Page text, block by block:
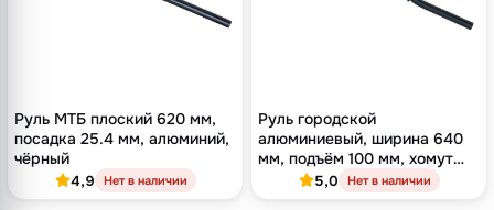
Руль МТБ плоский 620 мм,
посадка 25.4 мм, алюминий,
чёрный
4,9 Нет в наличии
Руль городской
алюминиевый, ширина 640
мм, подъём 100 мм, хомут
25.4 мм, чёрный
5,0 Нет в наличии